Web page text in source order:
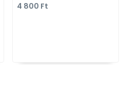
Fehér, esőcsepp
4 800 Ft